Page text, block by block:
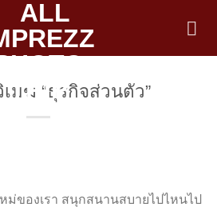
มฆ “ธุรกิจส่วนตัว”
ม่ของเรา สนุกสนานสบายไปไหนไป